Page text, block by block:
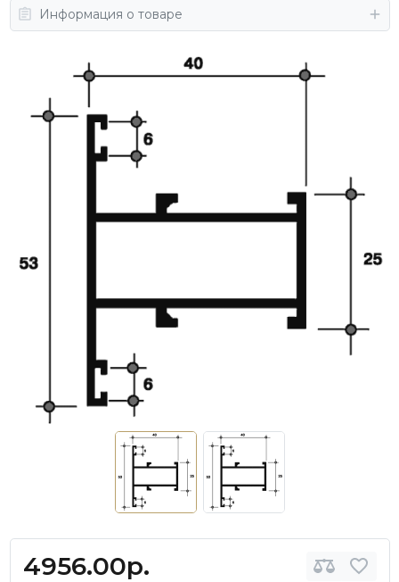
Информация о товаре
4956.00р.